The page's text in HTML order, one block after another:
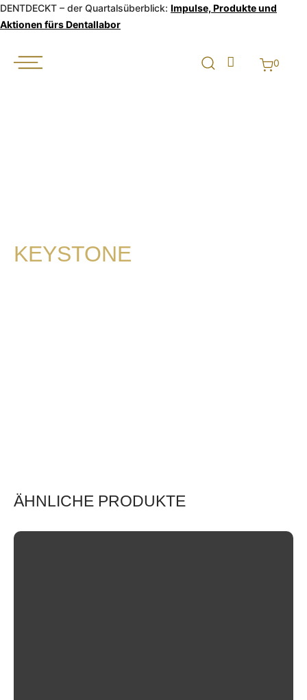
DENTDECKT – der Quartalsüberblick: Impulse, Produkte und
Aktionen fürs Dentallabor
0
KEYSTONE
ÄHNLICHE PRODUKTE